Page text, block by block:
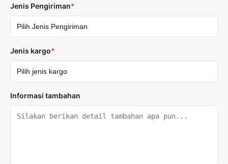
Jenis Pengiriman*
Jenis kargo*
Informasi tambahan